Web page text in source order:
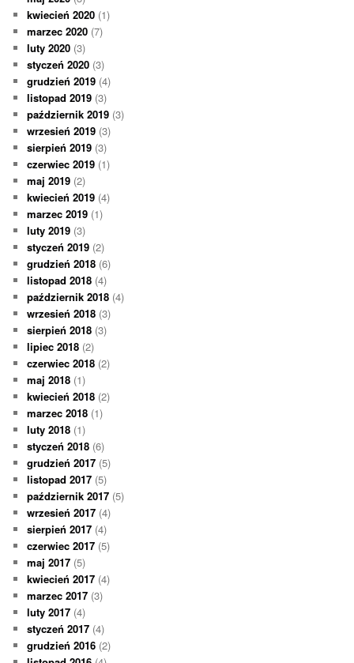
kwiecień 2020 (1)
marzec 2020 (7)
luty 2020 (3)
styczeń 2020 (3)
grudzień 2019 (4)
listopad 2019 (3)
październik 2019 (3)
wrzesień 2019 (3)
sierpień 2019 (3)
czerwiec 2019 (1)
maj 2019 (2)
kwiecień 2019 (4)
marzec 2019 (1)
luty 2019 (3)
styczeń 2019 (2)
grudzień 2018 (6)
listopad 2018 (4)
październik 2018 (4)
wrzesień 2018 (3)
sierpień 2018 (3)
lipiec 2018 (2)
czerwiec 2018 (2)
maj 2018 (1)
kwiecień 2018 (2)
marzec 2018 (1)
luty 2018 (1)
styczeń 2018 (6)
grudzień 2017 (5)
listopad 2017 (5)
październik 2017 (5)
wrzesień 2017 (4)
sierpień 2017 (4)
czerwiec 2017 (5)
maj 2017 (5)
kwiecień 2017 (4)
marzec 2017 (3)
luty 2017 (4)
styczeń 2017 (4)
grudzień 2016 (2)